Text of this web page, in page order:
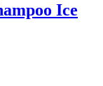
Ice